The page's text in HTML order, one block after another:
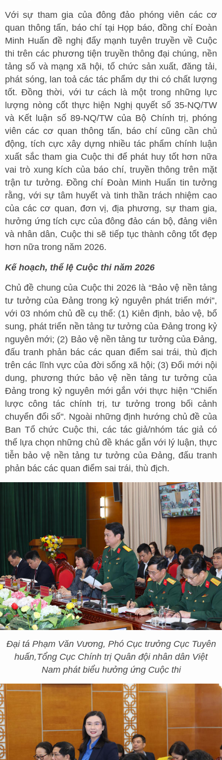
Với sự tham gia của đông đảo phóng viên các cơ
quan thông tấn, báo chí tại Họp báo, đồng chí Đoàn
Minh Huấn đề nghị đẩy mạnh tuyên truyền về Cuộc
thi trên các phương tiện truyền thông đại chúng, nền
tảng số và mạng xã hội, tổ chức sản xuất, đăng tải,
phát sóng, lan toả các tác phẩm dự thi có chất lượng
tốt. Đồng thời, với tư cách là một trong những lực
lượng nòng cốt thực hiện Nghị quyết số 35-NQ/TW
và Kết luận số 89-NQ/TW của Bộ Chính trị, phóng
viên các cơ quan thông tấn, báo chí cũng cần chủ
động, tích cực xây dựng nhiều tác phẩm chính luận
xuất sắc tham gia Cuộc thi để phát huy tốt hơn nữa
vai trò xung kích của báo chí, truyền thông trên mặt
trận tư tưởng. Đồng chí Đoàn Minh Huấn tin tưởng
rằng, với sự tâm huyết và tinh thần trách nhiệm cao
của các cơ quan, đơn vị, địa phương, sự tham gia,
hưởng ứng tích cực của đông đảo cán bộ, đảng viên
và nhân dân, Cuộc thi sẽ tiếp tục thành công tốt đẹp
hơn nữa trong năm 2026.
Kế hoạch, thể lệ Cuộc thi năm 2026
Chủ đề chung của Cuộc thi 2026 là “Bảo vệ nền tảng
tư tưởng của Đảng trong kỷ nguyên phát triển mới”,
với 03 nhóm chủ đề cụ thể: (1) Kiên định, bảo vệ, bổ
sung, phát triển nền tảng tư tưởng của Đảng trong kỷ
nguyên mới; (2) Bảo vệ nền tảng tư tưởng của Đảng,
đấu tranh phản bác các quan điểm sai trái, thù địch
trên các lĩnh vực của đời sống xã hội; (3) Đổi mới nội
dung, phương thức bảo vệ nền tảng tư tưởng của
Đảng trong kỷ nguyên mới gắn với thực hiện "Chiến
lược công tác chính trị, tư tưởng trong bối cảnh
chuyển đổi số". Ngoài những định hướng chủ đề của
Ban Tổ chức Cuộc thi, các tác giả/nhóm tác giả có
thể lựa chọn những chủ đề khác gắn với lý luận, thực
tiễn bảo vệ nền tảng tư tưởng của Đảng, đấu tranh
phản bác các quan điểm sai trái, thù địch.
Đại tá Phạm Văn Vương, Phó Cục trưởng Cục Tuyên
huấn,Tổng Cục Chính trị Quân đội nhân dân Việt
Nam phát biểu hưởng ứng Cuộc thi